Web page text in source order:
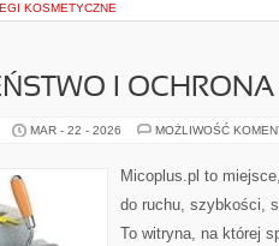
KOSMETYCZNE
I OCHRONA
MAR - 22 - 2026 MOŻLIWOŚĆ
Micoplus.pl to
do ruchu, szybkości,
To witryna, na której